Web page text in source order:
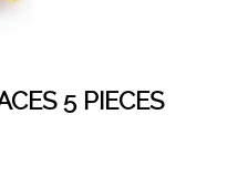
5 PIECES